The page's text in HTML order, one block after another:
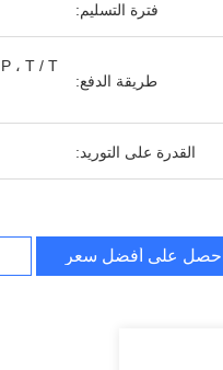
فترة التسليم:
طريقة الدفع:
القدرة على التوريد:
احصل على أفضل سعر